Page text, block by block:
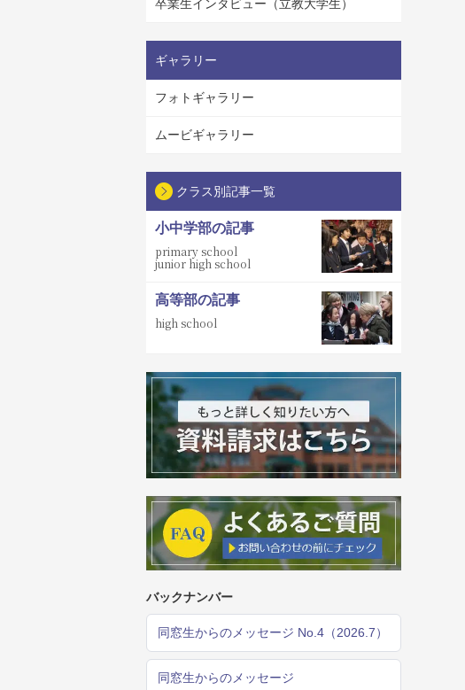
卒業生インタビュー（立教大学生）
ギャラリー
フォトギャラリー
ムービギャラリー
クラス別記事一覧
小中学部の記事
primary school
junior high school
高等部の記事
high school
バックナンバー
同窓生からのメッセージ No.4（2026.7）
同窓生からのメッセージ